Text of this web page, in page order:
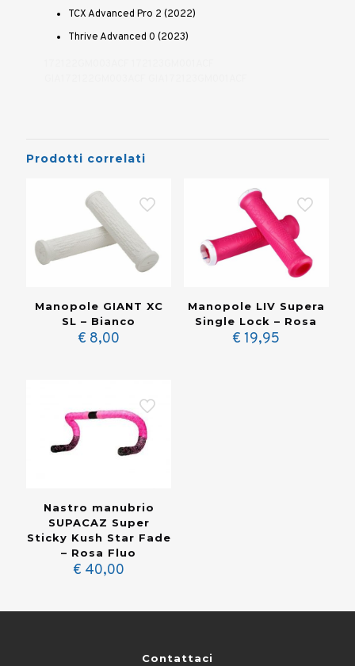
TCX Advanced Pro 2 (2022)
Thrive Advanced 0 (2023)
Prodotti correlati
Manopole GIANT XC
SL – Bianco
€ 8,00
Manopole LIV Supera
Single Lock – Rosa
€ 19,95
Nastro manubrio
SUPACAZ Super
Sticky Kush Star Fade
– Rosa Fluo
€ 40,00
Contattaci